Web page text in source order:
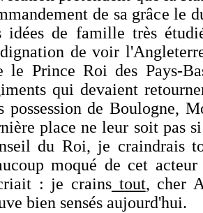
de sa grâce le
idées de famille très
de voir
le Prince Roi des Pays-
qui devaient
possession de Boulogne,
place ne leur soit pas
du Roi, je craindrais
moqué de cet
: je crainstout, cher
bien sensés aujourd'hui.